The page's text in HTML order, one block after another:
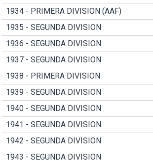
1934 - PRIMERA DIVISION (AAF)
1935 - SEGUNDA DIVISION
1936 - SEGUNDA DIVISION
1937 - SEGUNDA DIVISION
1938 - PRIMERA DIVISION
1939 - SEGUNDA DIVISION
1940 - SEGUNDA DIVISION
1941 - SEGUNDA DIVISION
1942 - SEGUNDA DIVISION
1943 - SEGUNDA DIVISION